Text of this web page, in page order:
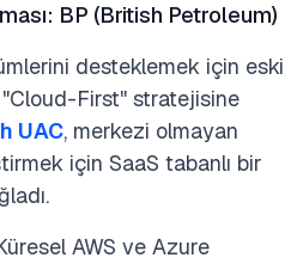
BP (British Petroleum)
desteklemek için eski
First" stratejisine
UAC, merkezi olmayan
için SaaS tabanlı bir
AWS ve Azure